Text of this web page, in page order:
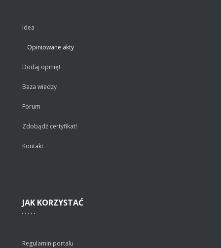
Idea
Opiniowane akty
Dodaj opinię!
Baza wiedzy
Forum
Zdobądź certyfikat!
Kontakt
JAK KORZYSTAĆ
Regulamin portalu